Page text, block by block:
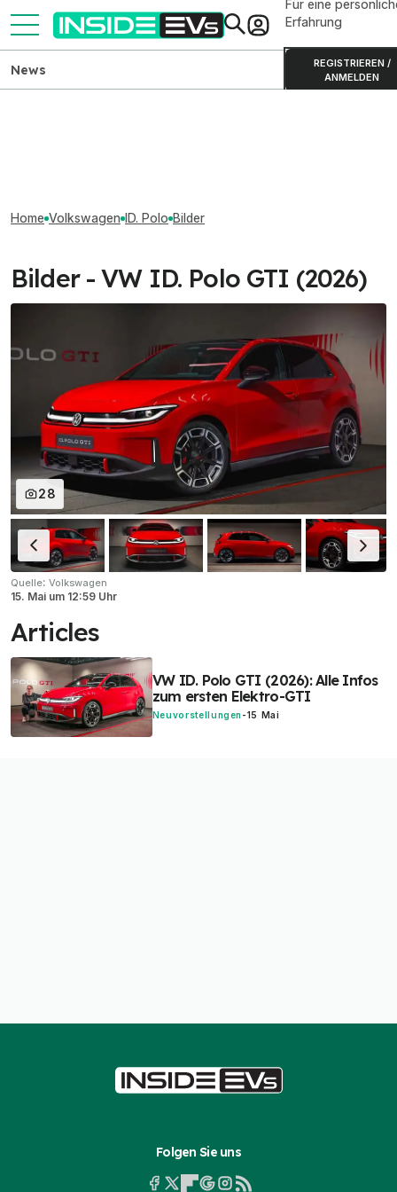
Für eine
Erfahrung
REGISTRIEREN /
ANMELDEN
News
Home Volkswagen ID. Polo Bilder
Bilder - VW ID. Polo GTI (2026)
28
Quelle: Volkswagen
15. Mai um 12:59 Uhr
Articles
VW ID. Polo GTI (2026): Alle Infos
zum ersten Elektro-GTI
Neuvorstellungen -15 Mai
Folgen Sie uns